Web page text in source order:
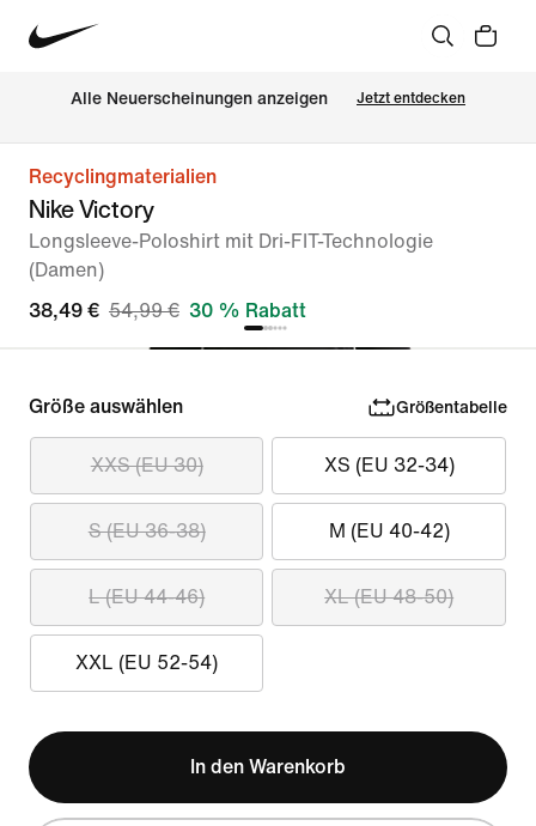
Alle Neuerscheinungen anzeigen Jetzt entdecken
Recyclingmaterialien
Nike Victory
Longsleeve-Poloshirt mit Dri-FIT-Technologie
(Damen)
38,49 € 54,99 € 30 % Rabatt
Größe auswählen Größentabelle
XXS (EU 30) XS (EU 32-34)
S (EU 36-38) M (EU 40-42)
L (EU 44-46) XL (EU 48-50)
XXL (EU 52-54)
In den Warenkorb